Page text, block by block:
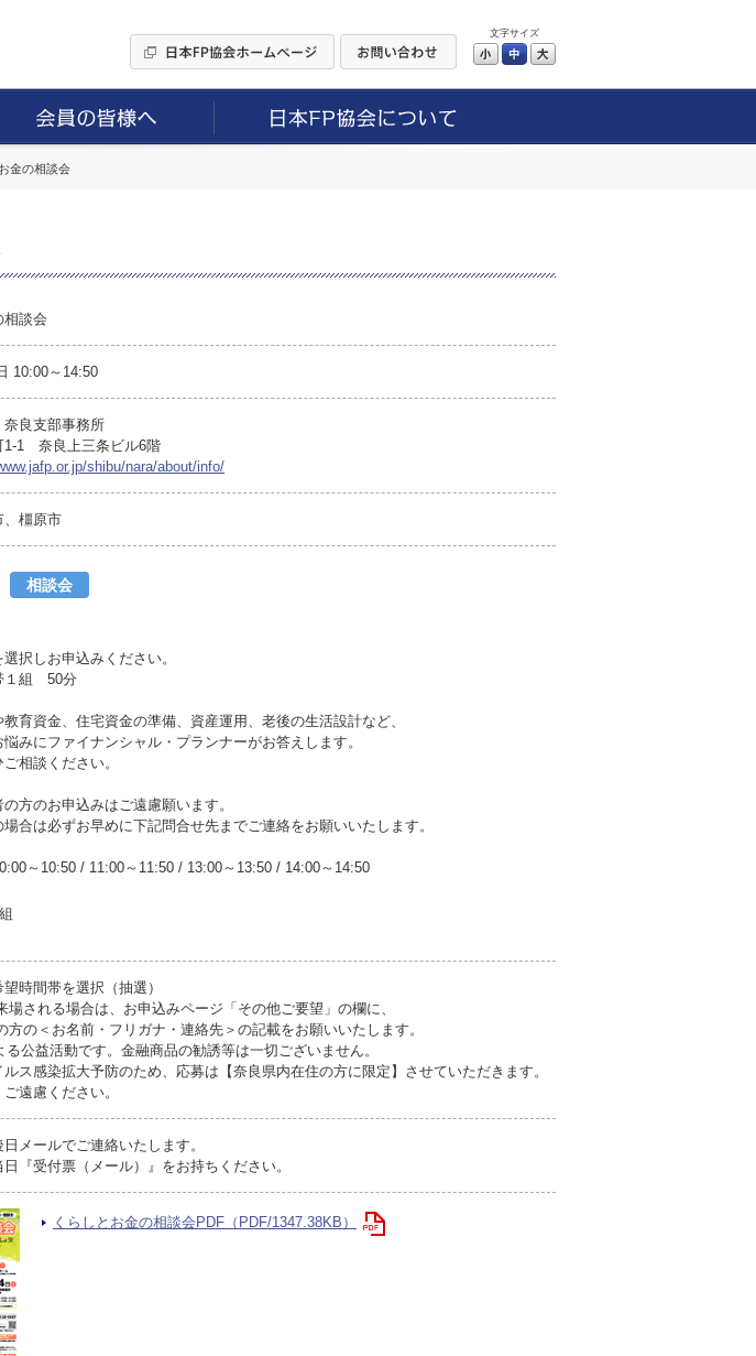
文字サイズ
小 中
金の相談会
相談会
10:00～14:50
良支部事務所
1-1 奈良上三条ビル6階
shibu/nara/about/info/
、橿原市
相談会
択しお申込みください。
１組 50分
育資金、住宅資金の準備、資産運用、老後の生活設計など、
みにファイナンシャル・プランナーがお答えします。
相談ください。
方のお申込みはご遠慮願います。
合は必ずお早めに下記問合せ先までご連絡をお願いいたします。
～10:50 / 11:00～11:50 / 13:00～13:50 / 14:00～14:50
時間帯を選択（抽選）
される場合は、お申込みページ「その他ご要望」の欄に、
の＜お名前・フリガナ・連絡先＞の記載をお願いいたします。
る公益活動です。金融商品の勧誘等は一切ございません。
ス感染拡大予防のため、応募は【奈良県内在住の方に限定】させていただきます。
遠慮ください。
メールでご連絡いたします。
『受付票（メール）』をお持ちください。
くらしとお金の相談会PDF（PDF/1347.38KB）